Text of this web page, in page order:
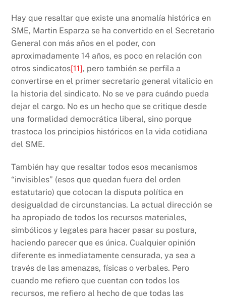
Hay que resaltar que existe una anomalía histórica en
SME, Martin Esparza se ha convertido en el Secretario
General con más años en el poder, con
aproximadamente 14 años, es poco en relación con
otros sindicatos[11], pero también se perfila a
convertirse en el primer secretario general vitalicio en
la historia del sindicato. No se ve para cuándo pueda
dejar el cargo. No es un hecho que se critique desde
una formalidad democrática liberal, sino porque
trastoca los principios históricos en la vida cotidiana
del SME.
También hay que resaltar todos esos mecanismos
“invisibles” (esos que quedan fuera del orden
estatutario) que colocan la disputa política en
desigualdad de circunstancias. La actual dirección se
ha apropiado de todos los recursos materiales,
simbólicos y legales para hacer pasar su postura,
haciendo parecer que es única. Cualquier opinión
diferente es inmediatamente censurada, ya sea a
través de las amenazas, físicas o verbales. Pero
cuando me refiero que cuentan con todos los
recursos, me refiero al hecho de que todas las